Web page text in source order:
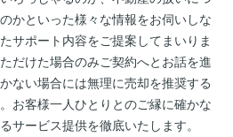
かといった様々な情報をお伺いしな
サポート内容をご提案してまいりま
だけた場合のみご契約へとお話を進
ない場合には無理に売却を推奨する
お客様一人ひとりとのご縁に確かな
サービス提供を徹底いたします。